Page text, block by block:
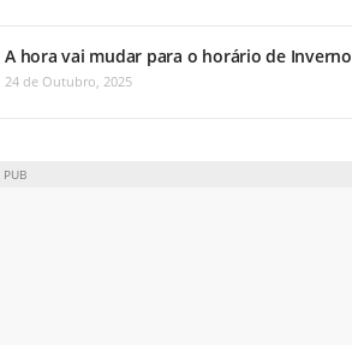
A hora vai mudar para o horário de Inverno
24 de Outubro, 2025
PUB